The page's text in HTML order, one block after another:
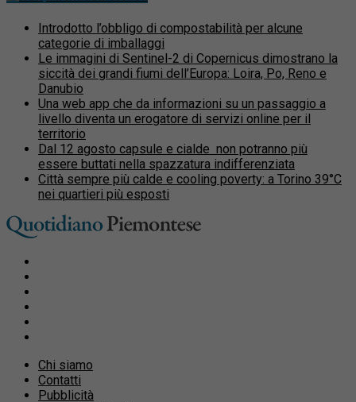
Introdotto l’obbligo di compostabilità per alcune
categorie di imballaggi
Le immagini di Sentinel-2 di Copernicus dimostrano la
siccità dei grandi fiumi dell’Europa: Loira, Po, Reno e
Danubio
Una web app che da informazioni su un passaggio a
livello diventa un erogatore di servizi online per il
territorio
Dal 12 agosto capsule e cialde non potranno più
essere buttati nella spazzatura indifferenziata
Città sempre più calde e cooling poverty: a Torino 39°C
nei quartieri più esposti
Chi siamo
Contatti
Pubblicità